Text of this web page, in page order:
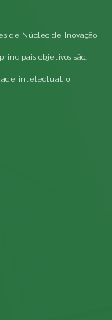
de Núcleo de Inovação
objetivos são:
intelectual, o